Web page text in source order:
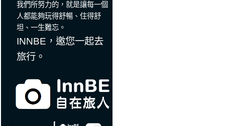
我們所努力的，就是讓每一個
人都能夠玩得舒暢、住得舒
坦、一生難忘。
INNBE，邀您一起去
旅行。